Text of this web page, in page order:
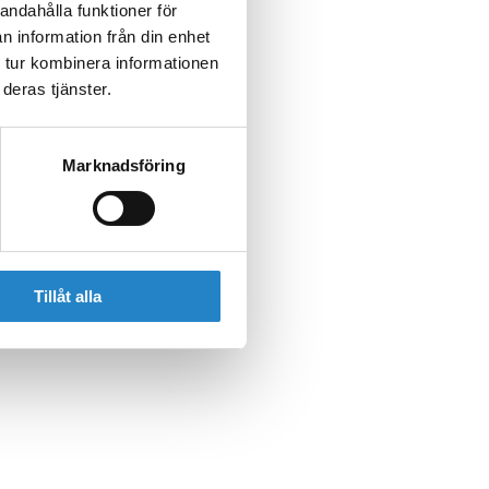
funktioner för
information från din enhet
kombinera informationen
tjänster.
Marknadsföring
Tillåt alla